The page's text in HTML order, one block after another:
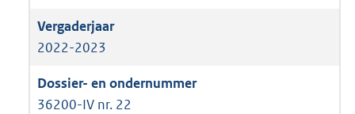
2022-2023
36200-IV nr. 22